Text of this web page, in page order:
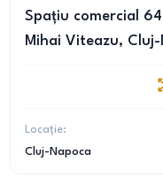
Spațiu comercial
Mihai Viteazu,
Locație:
Cluj-Napoca